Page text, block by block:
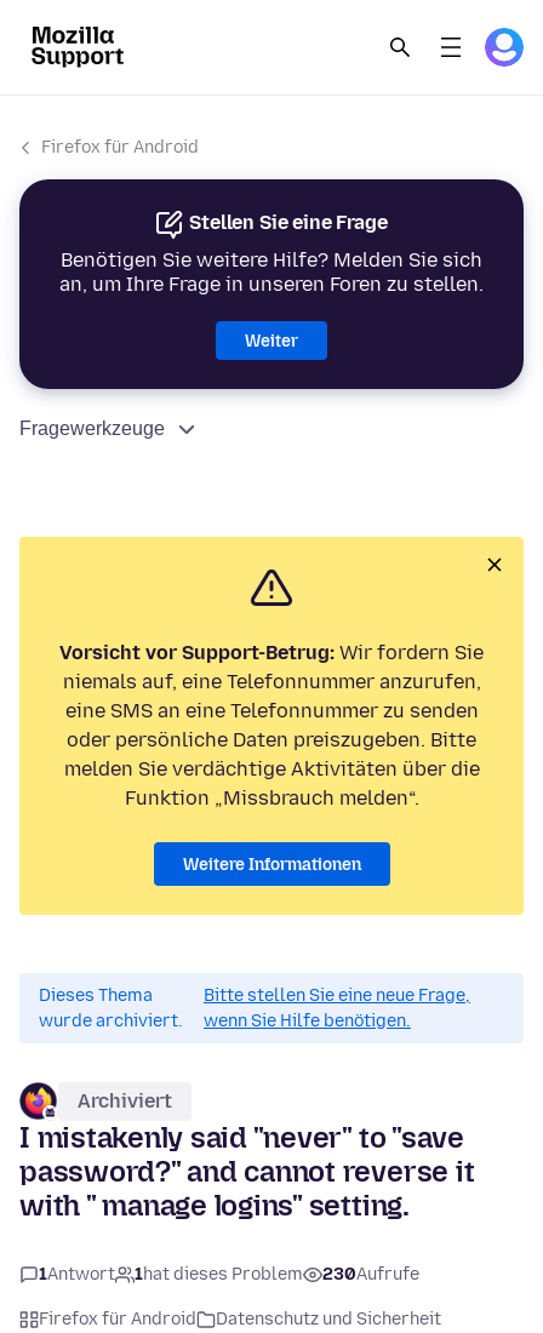
Firefox für Android
Stellen Sie eine Frage
Benötigen Sie weitere Hilfe? Melden Sie sich
an, um Ihre Frage in unseren Foren zu stellen.
Weiter
Fragewerkzeuge
Vorsicht vor Support-Betrug: Wir fordern Sie
niemals auf, eine Telefonnummer anzurufen,
eine SMS an eine Telefonnummer zu senden
oder persönliche Daten preiszugeben. Bitte
melden Sie verdächtige Aktivitäten über die
Funktion „Missbrauch melden“.
Weitere Informationen
Dieses Thema
wurde archiviert.
Bitte stellen Sie eine neue Frage,
wenn Sie Hilfe benötigen.
Archiviert
I mistakenly said "never" to "save
password?" and cannot reverse it
with " manage logins" setting.
1Antwort 1hat dieses Problem 230Aufrufe
Firefox für Android
Datenschutz und Sicherheit